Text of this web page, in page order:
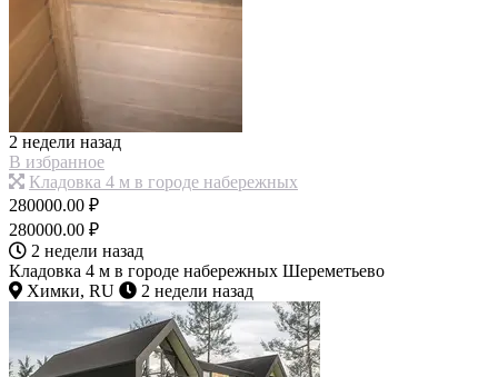
2 недели назад
В избранное
Кладовка 4 м в городе набережных
280000.00 ₽
280000.00 ₽
2 недели назад
Кладовка 4 м в городе набережных Шереметьево
Химки, RU
2 недели назад